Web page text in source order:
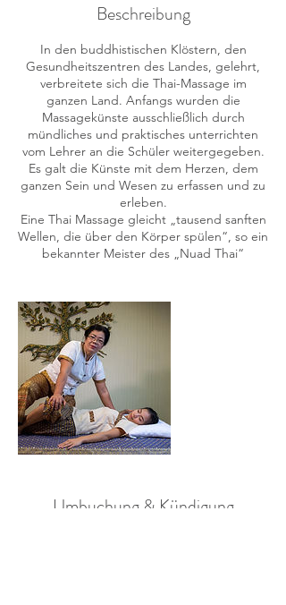
Beschreibung
In den buddhistischen Klöstern, den
Gesundheitszentren des Landes, gelehrt,
verbreitete sich die Thai-Massage im
ganzen Land. Anfangs wurden die
Massagekünste ausschließlich durch
mündliches und praktisches unterrichten
vom Lehrer an die Schüler weitergegeben.
Es galt die Künste mit dem Herzen, dem
ganzen Sein und Wesen zu erfassen und zu
erleben.
Eine Thai Massage gleicht „tausend sanften
Wellen, die über den Körper spülen“, so ein
bekannter Meister des „Nuad Thai“
Umbuchung & Kündigung